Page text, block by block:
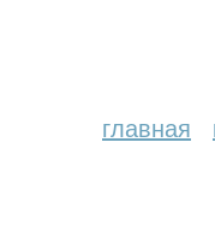
главная